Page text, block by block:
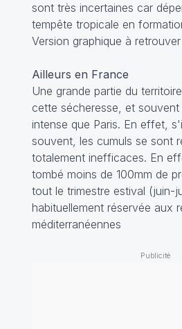
sont très incertaines car
tempête tropicale en
Version graphique à
Ailleurs en France
Une grande partie du
cette sécheresse, et
intense que Paris. En effet,
souvent, les cumuls se sont
totalement inefficaces. En
tombé moins de 100mm de
tout le trimestre estival (juin-
habituellement réservée aux
méditerranéennes